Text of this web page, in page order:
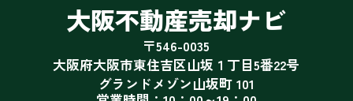
大阪不動産売却ナビ
〒546-0035
大阪府大阪市東住吉区山坂１丁目5番22号
グランドメゾン山坂町 101